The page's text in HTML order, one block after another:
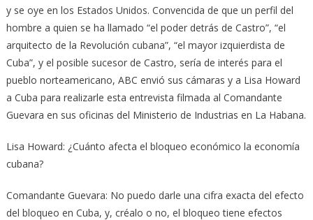
y se oye en los Estados Unidos. Convencida de que un perfil del
hombre a quien se ha llamado “el poder detrás de Castro”, “el
arquitecto de la Revolución cubana”, “el mayor izquierdista de
Cuba”, y el posible sucesor de Castro, sería de interés para el
pueblo norteamericano, ABC envió sus cámaras y a Lisa Howard
a Cuba para realizarle esta entrevista filmada al Comandante
Guevara en sus oficinas del Ministerio de Industrias en La Habana.
Lisa Howard: ¿Cuánto afecta el bloqueo económico la economía
cubana?
Comandante Guevara: No puedo darle una cifra exacta del efecto
del bloqueo en Cuba, y, créalo o no, el bloqueo tiene efectos